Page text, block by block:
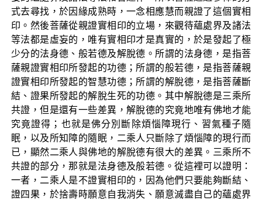
式去尋找，於因緣成熟時，一念相應慧而親證了這個實相
印。然後菩薩從親證實相印的立場，來觀待蘊處界及諸法
等法都是虛妄的，唯有實相印才是真實的，於是發起了極
少分的法身德、般若德及解脫德。所謂的法身德，是指菩
薩親證實相印所發起的功德；所謂的般若德，是指菩薩親
證實相印所發起的智慧功德；所謂的解脫德，是指菩薩斷
結、證果所發起的解脫生死的功德。其中解脫德是三乘所
共證，但是還有一些差異，解脫德的究竟地唯有佛地才能
究竟證得；也就是佛分別斷除煩惱障現行、習氣種子隨
眠，以及所知障的隨眠，二乘人只斷除了煩惱障的現行而
已，顯然二乘人與佛地的解脫德有很大的差異。三乘所不
共證的部分，那就是法身德及般若德。從這裡可以證明：
一者，二乘人是不證實相印的，因為他們只要能夠斷結、
證四果，於捨壽時願意自我消失、願意滅盡自己的蘊處界